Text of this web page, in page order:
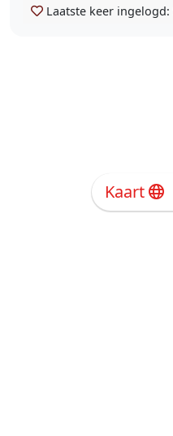
Laatste keer ingelogd:
Kaart